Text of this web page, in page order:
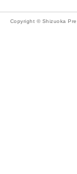
Copyright © Shizuoka